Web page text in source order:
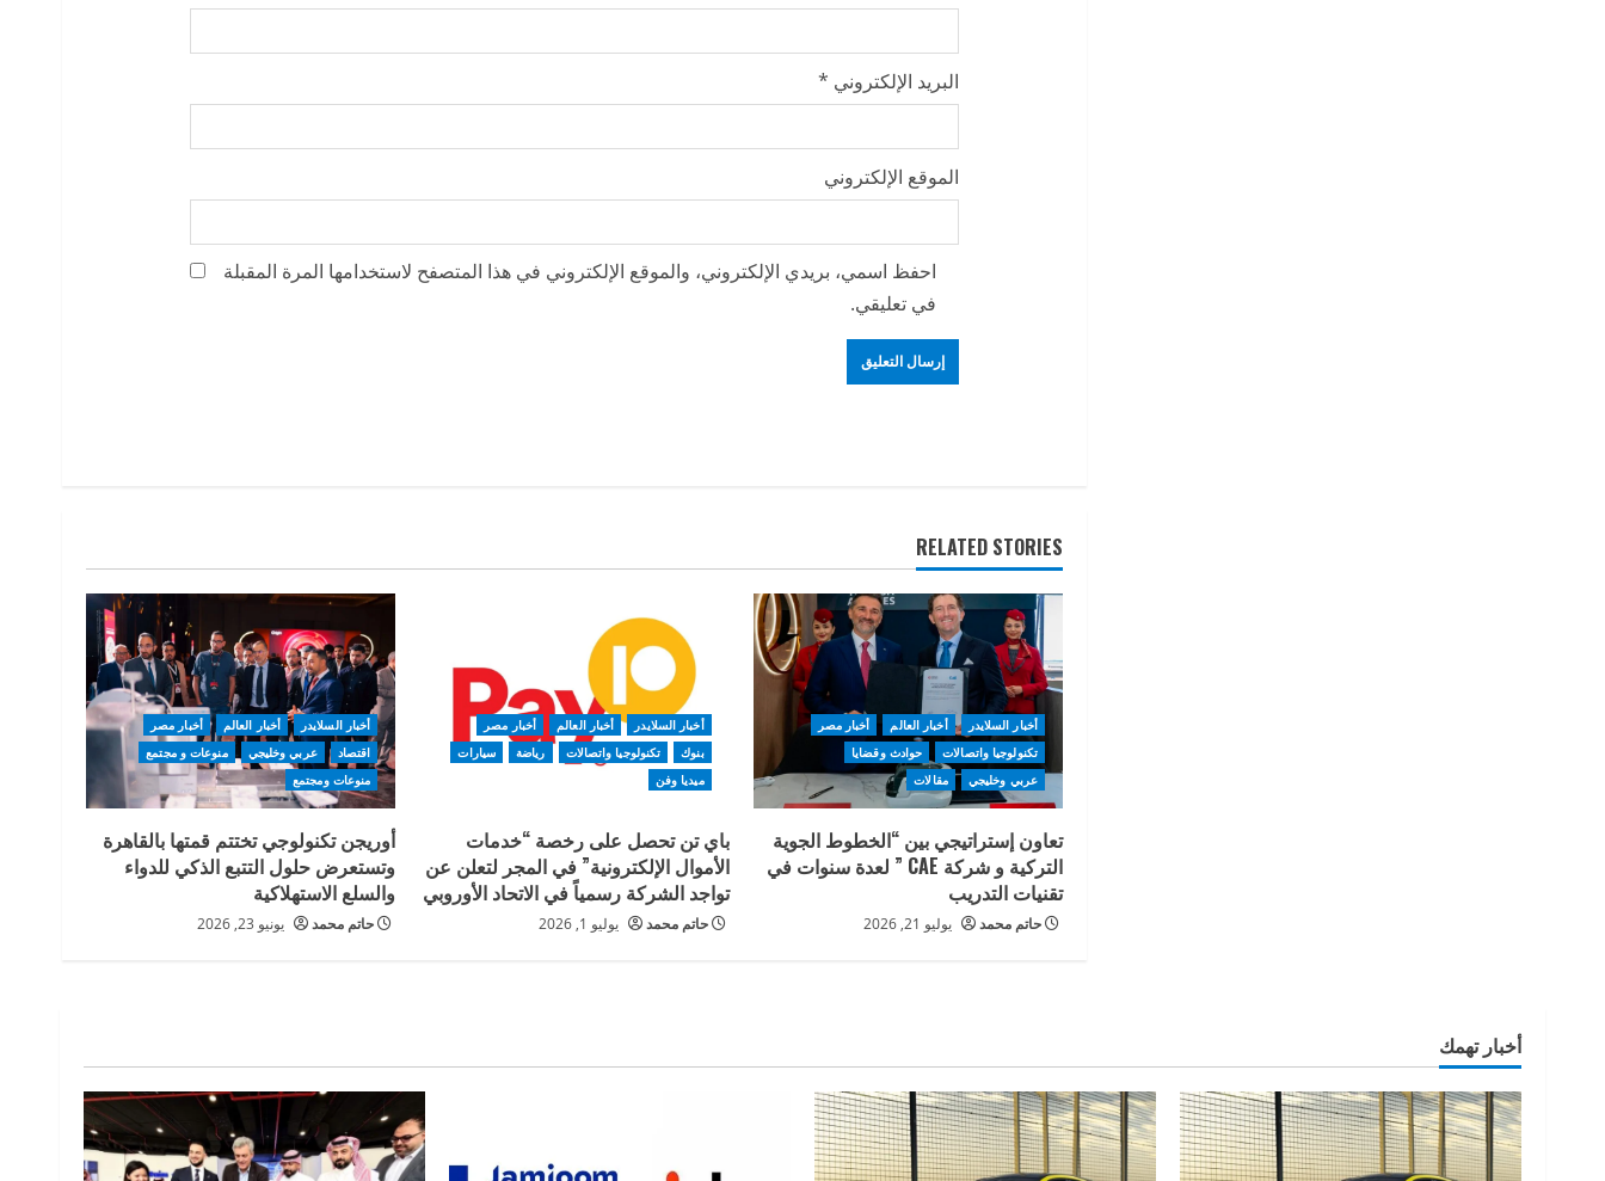
البريد الإلكتروني *
الموقع الإلكتروني
احفظ اسمي، بريدي الإلكتروني، والموقع الإلكتروني في هذا المتصفح لاستخدامها المرة المقبلة
في تعليقي.
RELATED STORIES
أخبار السلايدر أخبار العالم
أخبار مصر
تكنولوجيا واتصالات
حوادث وقضايا
عربي وخليجي
مقالات
تعاون إستراتيجي بين “الخطوط الجوية
التركية و شركة CAE ” لعدة سنوات في
تقنيات التدريب
حاتم محمد يوليو 21, 2026
أخبار السلايدر أخبار العالم
أخبار مصر
بنوك
تكنولوجيا واتصالات رياضة
سيارات
ميديا وفن
باي تن تحصل على رخصة “خدمات
الأموال الإلكترونية” في المجر لتعلن عن
تواجد الشركة رسمياً في الاتحاد الأوروبي
حاتم محمد يوليو 1, 2026
أخبار السلايدر أخبار العالم
أخبار مصر
اقتصاد
عربي وخليجي
منوعات و مجتمع
منوعات ومجتمع
أوريجن تكنولوجي تختتم قمتها بالقاهرة
وتستعرض حلول التتبع الذكي للدواء
والسلع الاستهلاكية
حاتم محمد يونيو 23, 2026
أخبار تهمك